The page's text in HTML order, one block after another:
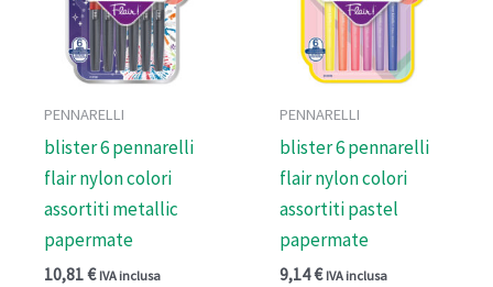
PENNARELLI
blister 6 pennarelli
flair nylon colori
assortiti metallic
papermate
10,81€ IVA inclusa
PENNARELLI
blister 6 pennarelli
flair nylon colori
assortiti pastel
papermate
9,14€ IVA inclusa